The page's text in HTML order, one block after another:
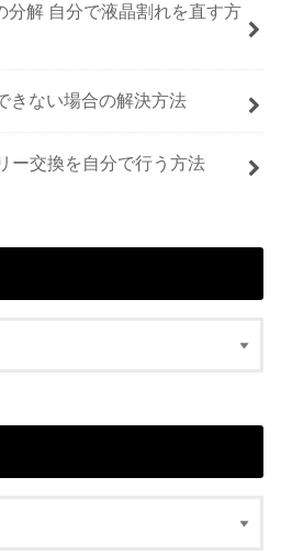
分解 自分で液晶割れを直す方
きない場合の解決方法
ー交換を自分で行う方法